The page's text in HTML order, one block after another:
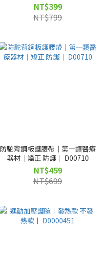
NT$399
NT$799
防駝背鋼板護腰帶｜第一類醫療
器材｜矯正 防護｜ D00710
NT$459
NT$699